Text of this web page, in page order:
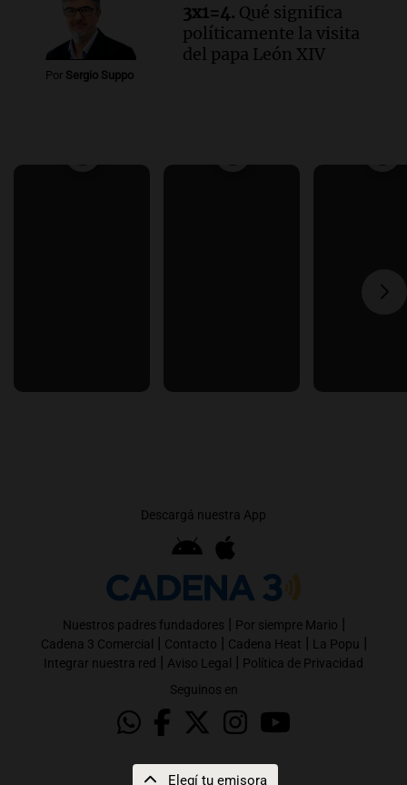
Elegí tu emisora
Por Sergio Suppo
3x1=4. Qué significa
políticamente la visita
del papa León XIV
Descargá nuestra App
Nuestros padres fundadores | Por siempre Mario |
Cadena 3 Comercial | Contacto | Cadena Heat | La Popu |
Integrar nuestra red | Aviso Legal | Política de Privacidad
Seguinos en